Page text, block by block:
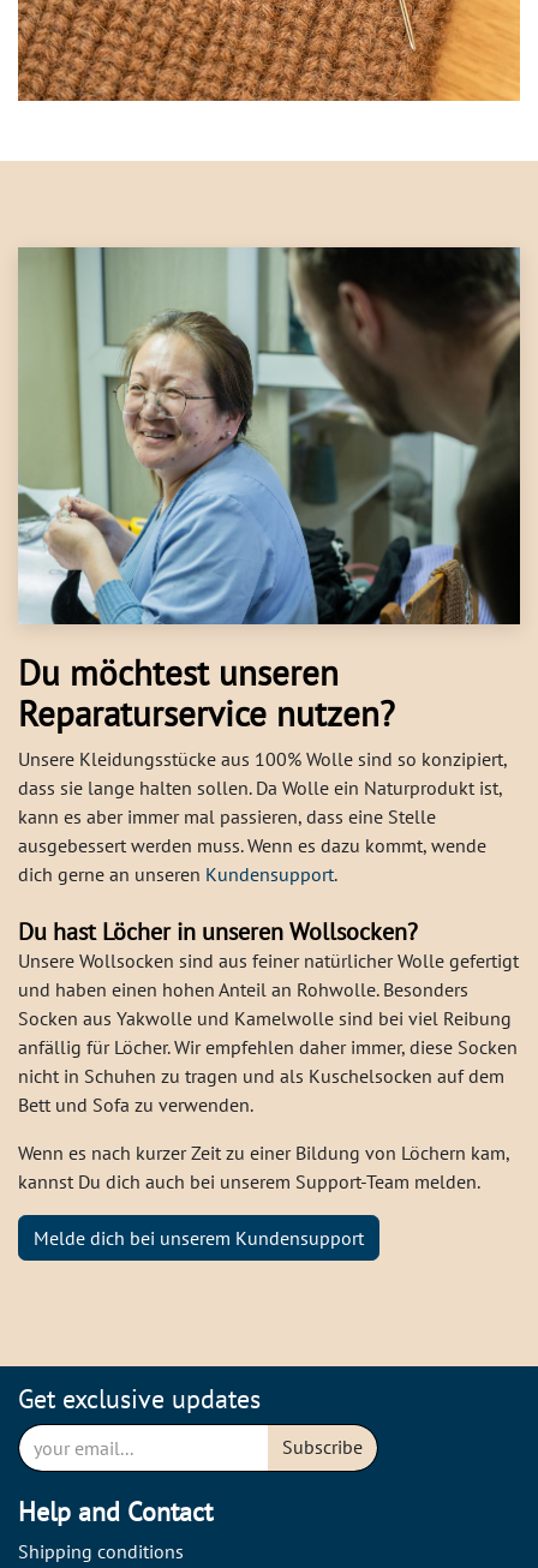
Du möchtest unseren
Reparaturservice nutzen?
Unsere Kleidungsstücke aus 100% Wolle sind so konzipiert,
dass sie lange halten sollen. Da Wolle ein Naturprodukt ist,
kann es aber immer mal passieren, dass eine Stelle
ausgebessert werden muss. Wenn es dazu kommt, wende
dich gerne an unseren Kundensupport.
Du hast Löcher in unseren Wollsocken?
Unsere Wollsocken sind aus feiner natürlicher Wolle gefertigt
und haben einen hohen Anteil an Rohwolle. Besonders
Socken aus Yakwolle und Kamelwolle sind bei viel Reibung
anfällig für Löcher. Wir empfehlen daher immer, diese Socken
nicht in Schuhen zu tragen und als Kuschelsocken auf dem
Bett und Sofa zu verwenden.
Wenn es nach kurzer Zeit zu einer Bildung von Löchern kam,
kannst Du dich auch bei unserem Support-Team melden.
Melde dich bei unserem Kundensupport
Help and Contact
Shipping conditions
Get exclusive updates
Subscribe